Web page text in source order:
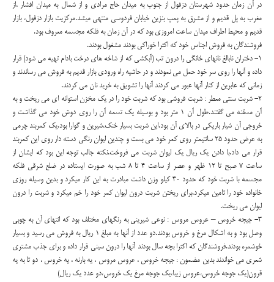
در آن زمان حدود شهرستان دزفول از جنوب به میدان حاج مرادی و از شمال به میدان افشار ،از
مغرب به پل قدیم و از مشرق به پمپ بنزین خیابان فردوسی منتهی میشد.مرکزیت بازار دزفول، بازار
قدیم و محیط اطراف میدان ساعت امروزی بود که در آن زمان به فلکه مجسمه معروف بود.
فروشندگان به فروش اجناس خود که اکثرا خوراکی بودند مشغول بودند.
1- دختران نابالغ نانهای خانگی را درون تب (آبکشی که از شاخه های درخت بادام تهیه می شود) قرار
داده و آنها را روی سر خود حمل می نمودند و در حاشیه راه ورودی بازار قدیم به فروش می رساندند و
زمانی که عابرین از کنار آنها عبور می کردند آنها را تشویق به خرید نان می کردند.
2- شربت سنتی معطر : شربت فروشی بود که شربت خود را در یک مخزن استوانه ای می ریخت و به
آن مسقنه می گفتند.طول آن 1 متر بود و بوسیله یک تسمه آن را روی دوش خود می گذاشت و
خروجی آن شیار باریکی در بالای آن بود.این شربت بسیار خنک،شیرین و گوارا بود.یک کمربند چرمی
به عرض حدود 25 سانتیمتر روی کمر خود می بست و چندین لیوان رنگی دسته دار روی این کمربند
قرار می داد.با دادن یک ریال یک لیوان شربت می فروخت.نکته جالب توجه این بود که ایشان از
ساعت 7 صبح تا 12 ظهر و عصر از ساعت 4 تا 8 شب به صورت ایستاده در ضلع شرقی فلکه
مجسمه با شربت خود که حدود 30 کیلو وزن داشت مبادرت به این کار میکرد و بدین وسیله روزی
خانواده خود را تامین میکرد.برای ریختن شربت درون لیوان کمر خود را خم میکرد و شربت را درون
لیوان می ریخت.
3- جیجه خروس – عروس مروس : نوعی شیرینی به رنگهای مختلف بود که انتهای آن به چوبی
وصل بود و به اشکال مرغ و خروس بودند.دو عدد از آنها به مبلغ 1 ریال به فروش می رسید و بسیار
خوشمره بودند.فروشندگان که اکثرا بچه سال بودند آنها را درون سینی قرار داده و برای جذب مشتری
شعری می خواندند بدین مضمون : جیجه خروس ، عروس مروس ، یه بارنه ، یه خروس ، دو تا به یه
قرون(یک جوجه خروس،عروس زیبا،یک جوجه مرغ یک خروس،دو عدد یک ریال)